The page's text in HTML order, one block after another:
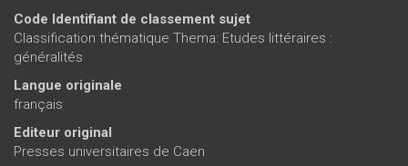
Code Identifiant de classement sujet
Classification thématique Thema: Etudes littéraires :
généralités
Langue originale
français
Editeur original
Presses universitaires de Caen